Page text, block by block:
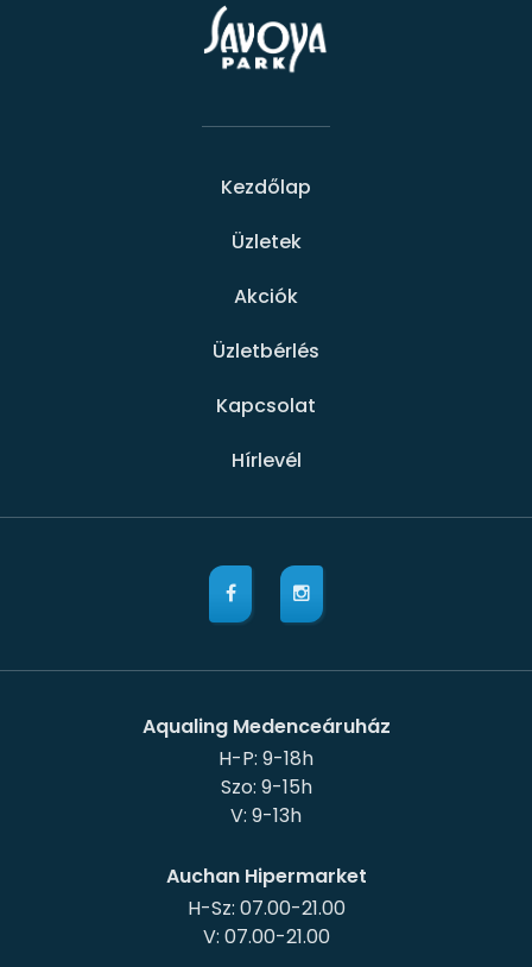
Kezdőlap
Üzletek
Akciók
Üzletbérlés
Kapcsolat
Hírlevél
Aqualing Medenceáruház
H-P: 9-18h
Szo: 9-15h
Auchan Hipermarket
H-Sz: 07.00-21.00
V: 07.00-21.00